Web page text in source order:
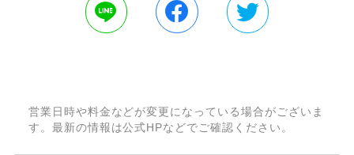
営業日時や料金などが変更になっている場合がございま
す。最新の情報は公式HPなどでご確認ください。